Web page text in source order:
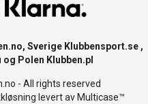
, Sverige Klubbensport.se ,
og Polen Klubben.pl
- All rights reserved
levert av Multicase™